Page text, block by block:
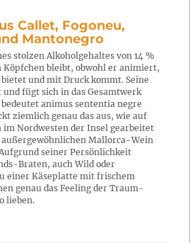
Callet, Fogoneu,
Mantonegro
stolzen Alkoholgehaltes von 14 %
Köpfchen bleibt, obwohl er animiert,
und mit Druck kommt. Seine
fügt sich in das Gesamtwerk
animus sententia negre
ziemlich genau das aus, wie auf
im Nordwesten der Insel gearbeitet
außergewöhnlichen Mallorca-Wein
seiner Persönlichkeit
Braten, auch Wild oder
einer Käseplatte mit frischem
genau das Feeling der Traum-
lieben.